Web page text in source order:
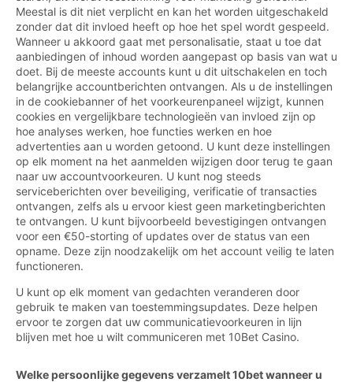
Meestal is dit niet verplicht en kan het worden uitgeschakeld
zonder dat dit invloed heeft op hoe het spel wordt gespeeld.
Wanneer u akkoord gaat met personalisatie, staat u toe dat
aanbiedingen of inhoud worden aangepast op basis van wat u
doet. Bij de meeste accounts kunt u dit uitschakelen en toch
belangrijke accountberichten ontvangen. Als u de instellingen
in de cookiebanner of het voorkeurenpaneel wijzigt, kunnen
cookies en vergelijkbare technologieën van invloed zijn op
hoe analyses werken, hoe functies werken en hoe
advertenties aan u worden getoond. U kunt deze instellingen
op elk moment na het aanmelden wijzigen door terug te gaan
naar uw accountvoorkeuren. U kunt nog steeds
serviceberichten over beveiliging, verificatie of transacties
ontvangen, zelfs als u ervoor kiest geen marketingberichten
te ontvangen. U kunt bijvoorbeeld bevestigingen ontvangen
voor een €50-storting of updates over de status van een
opname. Deze zijn noodzakelijk om het account veilig te laten
functioneren.
U kunt op elk moment van gedachten veranderen door
gebruik te maken van toestemmingsupdates. Deze helpen
ervoor te zorgen dat uw communicatievoorkeuren in lijn
blijven met hoe u wilt communiceren met 10Bet Casino.
Welke persoonlijke gegevens verzamelt 10bet wanneer u